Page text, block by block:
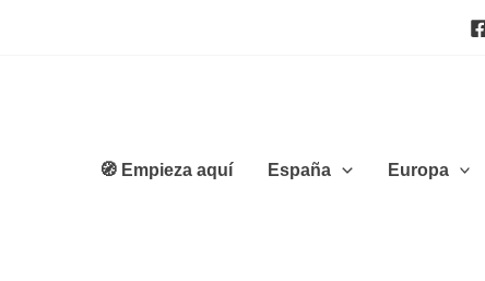
🧭 Empieza aquí España Europa